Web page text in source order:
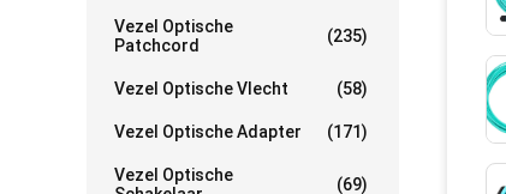
Vezel Optische
Patchcord
(235)
Vezel Optische Vlecht (58)
Vezel Optische Adapter (171)
Vezel Optische
(69)